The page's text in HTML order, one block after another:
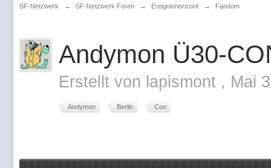
SF-Netzwerk → SF-Netzwerk Foren → Ereignishorizont → Fandom
Andymon Ü30-
Erstellt von lapismont , Mai
Andymon Berlin Con